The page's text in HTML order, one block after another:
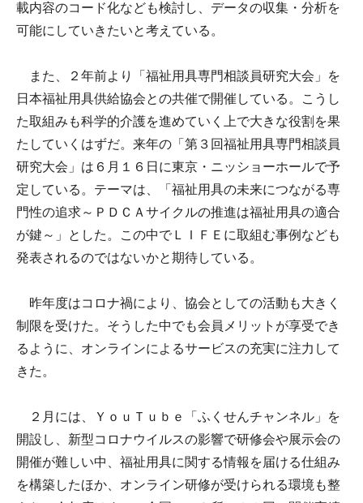
載内容のコード化なども検討し、データの収集・分析を
可能にしていきたいと考えている。
また、２年前より「福祉用具専門相談員研究大会」を
日本福祉用具供給協会との共催で開催している。こうし
た取組みも科学的介護を進めていく上で大きな役割を果
たしていくはずだ。来年の「第３回福祉用具専門相談員
研究大会」は６月１６日に東京・ニッショーホールで予
定している。テーマは、「福祉用具の未来につながる専
門性の追求～ＰＤＣＡサイクルの推進は福祉用具の適合
が鍵～」とした。この中でＬＩＦＥに取組む事例なども
発表されるのではないかと期待している。
昨年度はコロナ禍により、協会としての活動も大きく
制限を受けた。そうした中でも会員メリットが享受でき
るように、オンラインによるサービスの充実に注力して
きた。
２月には、ＹｏｕＴｕｂｅ「ふくせんチャンネル」を
開設し、新型コロナウイルスの影響で研修会や展示会の
開催が難しい中、福祉用具に関する情報を届ける仕組み
を構築したほか、オンライン研修が受けられる環境も整